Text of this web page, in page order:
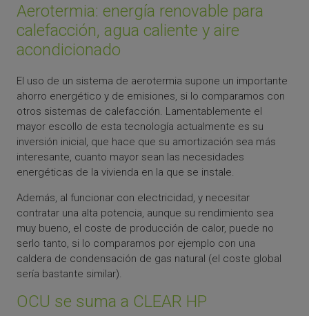
Aerotermia: energía renovable para
calefacción, agua caliente y aire
acondicionado
El uso de un sistema de aerotermia supone un importante
ahorro energético y de emisiones, si lo comparamos con
otros sistemas de calefacción. Lamentablemente el
mayor escollo de esta tecnología actualmente es su
inversión inicial, que hace que su amortización sea más
interesante, cuanto mayor sean las necesidades
energéticas de la vivienda en la que se instale.
Además, al funcionar con electricidad, y necesitar
contratar una alta potencia, aunque su rendimiento sea
muy bueno, el coste de producción de calor, puede no
serlo tanto, si lo comparamos por ejemplo con una
caldera de condensación de gas natural (el coste global
sería bastante similar).
OCU se suma a CLEAR HP